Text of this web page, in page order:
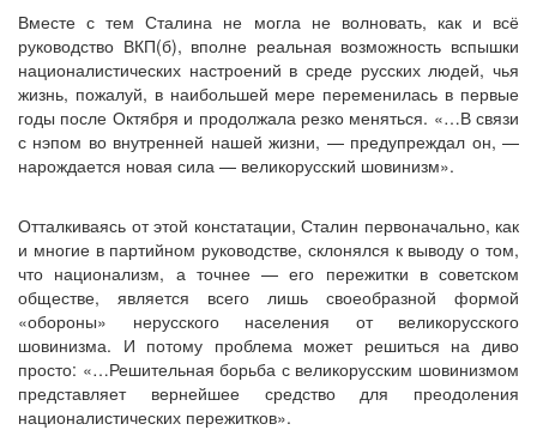
Вместе с тем Сталина не могла не волновать, как и всё
руководство ВКП(б), вполне реальная возможность вспышки
националистических настроений в среде русских людей, чья
жизнь, пожалуй, в наибольшей мере переменилась в первые
годы после Октября и продолжала резко меняться. «…В связи
с нэпом во внутренней нашей жизни, — предупреждал он, —
нарождается новая сила — великорусский шовинизм».
Отталкиваясь от этой констатации, Сталин первоначально, как
и многие в партийном руководстве, склонялся к выводу о том,
что национализм, а точнее — его пережитки в советском
обществе, является всего лишь своеобразной формой
«обороны» нерусского населения от великорусского
шовинизма. И потому проблема может решиться на диво
просто: «…Решительная борьба с великорусским шовинизмом
представляет вернейшее средство для преодоления
националистических пережитков».